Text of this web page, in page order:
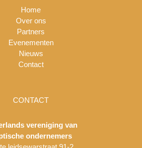
Home
Over ons
Partners
Evenementen
Nieuws
Contact
CONTACT
vereniging van
ondernemers